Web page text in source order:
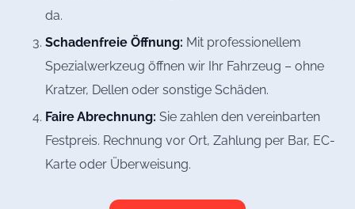
da.
Schadenfreie Öffnung: Mit professionellem
Spezialwerkzeug öffnen wir Ihr Fahrzeug – ohne
Kratzer, Dellen oder sonstige Schäden.
Faire Abrechnung: Sie zahlen den vereinbarten
Festpreis. Rechnung vor Ort, Zahlung per Bar, EC-
Karte oder Überweisung.